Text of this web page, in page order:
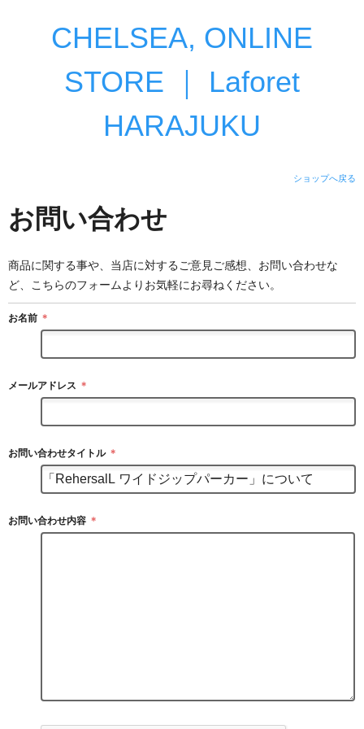
CHELSEA, ONLINE
STORE ｜ Laforet
HARAJUKU
ショップへ戻る
お問い合わせ
商品に関する事や、当店に対するご意見ご感想、お問い合わせな
ど、こちらのフォームよりお気軽にお尋ねください。
お名前 ＊
メールアドレス ＊
お問い合わせタイトル ＊
お問い合わせ内容 ＊